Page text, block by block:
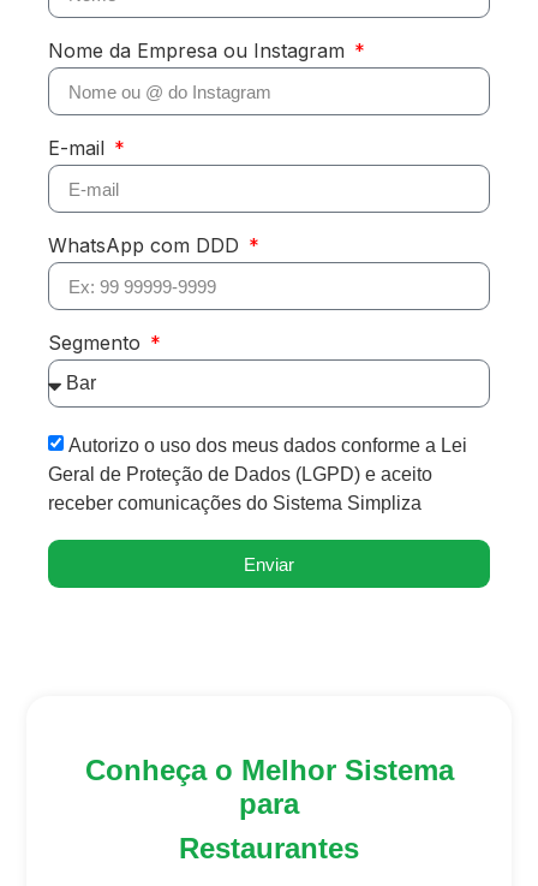
Nome da Empresa ou Instagram
E-mail
WhatsApp com DDD
Segmento
Autorizo o uso dos meus dados conforme a Lei
Geral de Proteção de Dados (LGPD) e aceito
receber comunicações do Sistema Simpliza
Enviar
Conheça o Melhor Sistema
para
Restaurantes